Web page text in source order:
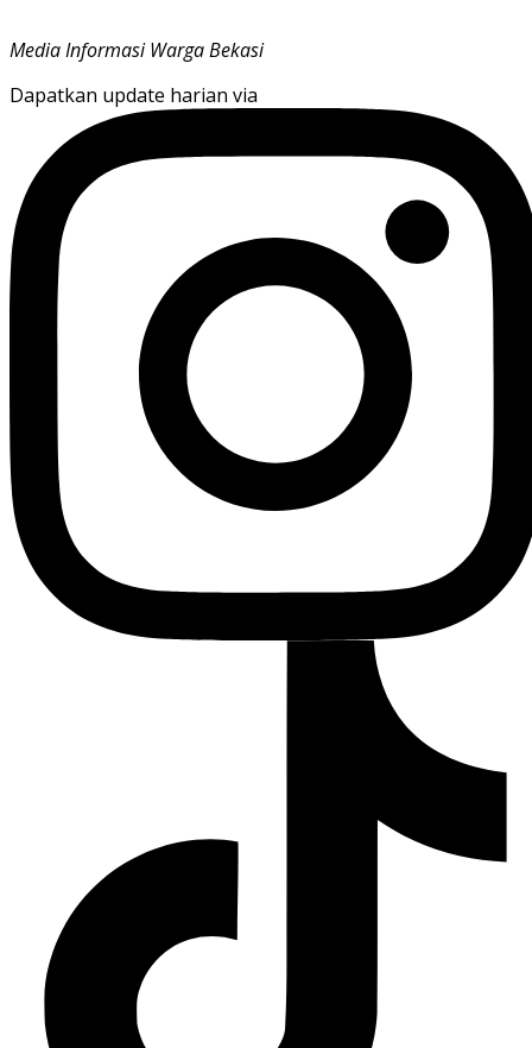
Media Informasi Warga Bekasi
Dapatkan update harian via